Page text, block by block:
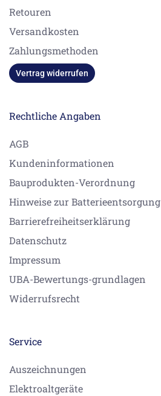
Retouren
Versandkosten
Zahlungsmethoden
Vertrag widerrufen
Rechtliche Angaben
AGB
Kundeninformationen
Bauprodukten-Verordnung
Hinweise zur Batterieentsorgung
Barrierefreiheitserklärung
Datenschutz
Impressum
UBA-Bewertungs-grundlagen
Widerrufsrecht
Service
Auszeichnungen
Elektroaltgeräte